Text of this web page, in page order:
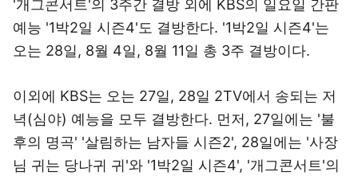
'개그콘서트'의 3주간 결방 외에 KBS의 일요일 간판
예능 '1박2일 시즌4'도 결방한다. '1박2일 시즌4'는
오는 28일, 8월 4일, 8월 11일 총 3주 결방이다.
이외에 KBS는 오는 27일, 28일 2TV에서 송되는 저
녁(심야) 예능을 모두 결방한다. 먼저, 27일에는 '불
후의 명곡' '살림하는 남자들 시즌2', 28일에는 '사장
님 귀는 당나귀 귀'와 '1박2일 시즌4', '개그콘서트'의